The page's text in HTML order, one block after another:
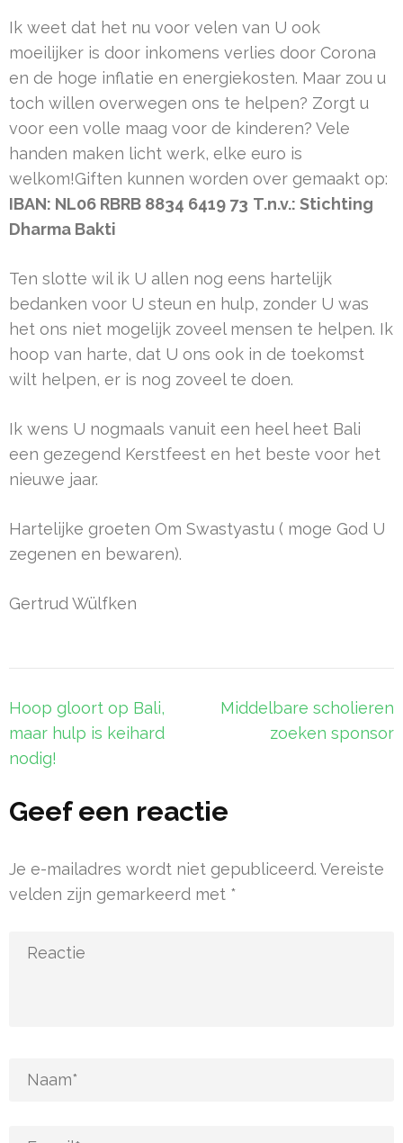
Ik weet dat het nu voor velen van U ook
moeilijker is door inkomens verlies door Corona
en de hoge inflatie en energiekosten. Maar zou u
toch willen overwegen ons te helpen? Zorgt u
voor een volle maag voor de kinderen? Vele
handen maken licht werk, elke euro is
welkom!Giften kunnen worden over gemaakt op:
IBAN: NL06 RBRB 8834 6419 73 T.n.v.: Stichting
Dharma Bakti
Ten slotte wil ik U allen nog eens hartelijk
bedanken voor U steun en hulp, zonder U was
het ons niet mogelijk zoveel mensen te helpen. Ik
hoop van harte, dat U ons ook in de toekomst
wilt helpen, er is nog zoveel te doen.
Ik wens U nogmaals vanuit een heel heet Bali
een gezegend Kerstfeest en het beste voor het
nieuwe jaar.
Hartelijke groeten Om Swastyastu ( moge God U
zegenen en bewaren).
Gertrud Wülfken
Bericht
navigatie
Hoop gloort op Bali,
maar hulp is keihard
nodig!
Middelbare scholieren
zoeken sponsor
Geef een reactie
Je e-mailadres wordt niet gepubliceerd. Vereiste
velden zijn gemarkeerd met *